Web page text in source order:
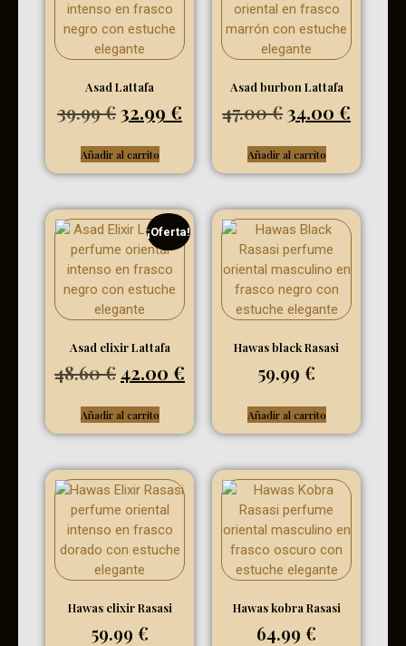
Asad Lattafa
39.99€32.99 €
Añadir al carrito
Asad burbon Lattafa
47.00€34.00 €
Añadir al carrito
¡Oferta!
Asad elixir Lattafa
48.60€42.00 €
Añadir al carrito
Hawas black Rasasi
59.99 €
Añadir al carrito
Hawas elixir Rasasi
59.99 €
Hawas kobra Rasasi
64.99 €